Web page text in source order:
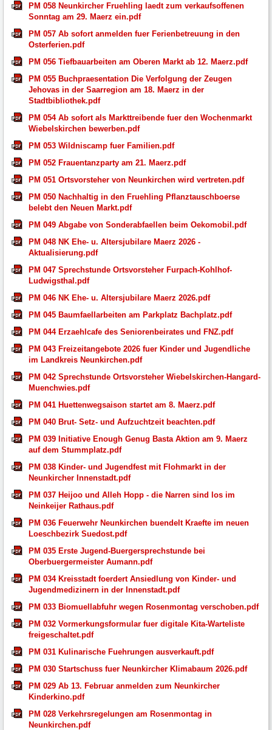
PM 058 Neunkircher Fruehling laedt zum verkaufsoffenen
Sonntag am 29. Maerz ein.pdf
PM 057 Ab sofort anmelden fuer Ferienbetreuung in den
Osterferien.pdf
PM 056 Tiefbauarbeiten am Oberen Markt ab 12. Maerz.pdf
PM 055 Buchpraesentation Die Verfolgung der Zeugen
Jehovas in der Saarregion am 18. Maerz in der
Stadtbibliothek.pdf
PM 054 Ab sofort als Markttreibende fuer den Wochenmarkt
Wiebelskirchen bewerben.pdf
PM 053 Wildniscamp fuer Familien.pdf
PM 052 Frauentanzparty am 21. Maerz.pdf
PM 051 Ortsvorsteher von Neunkirchen wird vertreten.pdf
PM 050 Nachhaltig in den Fruehling Pflanztauschboerse
belebt den Neuen Markt.pdf
PM 049 Abgabe von Sonderabfaellen beim Oekomobil.pdf
PM 048 NK Ehe- u. Altersjubilare Maerz 2026 -
Aktualisierung.pdf
PM 047 Sprechstunde Ortsvorsteher Furpach-Kohlhof-
Ludwigsthal.pdf
PM 046 NK Ehe- u. Altersjubilare Maerz 2026.pdf
PM 045 Baumfaellarbeiten am Parkplatz Bachplatz.pdf
PM 044 Erzaehlcafe des Seniorenbeirates und FNZ.pdf
PM 043 Freizeitangebote 2026 fuer Kinder und Jugendliche
im Landkreis Neunkirchen.pdf
PM 042 Sprechstunde Ortsvorsteher Wiebelskirchen-Hangard-
Muenchwies.pdf
PM 041 Huettenwegsaison startet am 8. Maerz.pdf
PM 040 Brut- Setz- und Aufzuchtzeit beachten.pdf
PM 039 Initiative Enough Genug Basta Aktion am 9. Maerz
auf dem Stummplatz.pdf
PM 038 Kinder- und Jugendfest mit Flohmarkt in der
Neunkircher Innenstadt.pdf
PM 037 Heijoo und Alleh Hopp - die Narren sind los im
Neinkeijer Rathaus.pdf
PM 036 Feuerwehr Neunkirchen buendelt Kraefte im neuen
Loeschbezirk Suedost.pdf
PM 035 Erste Jugend-Buergersprechstunde bei
Oberbuergermeister Aumann.pdf
PM 034 Kreisstadt foerdert Ansiedlung von Kinder- und
Jugendmedizinern in der Innenstadt.pdf
PM 033 Biomuellabfuhr wegen Rosenmontag verschoben.pdf
PM 032 Vormerkungsformular fuer digitale Kita-Warteliste
freigeschaltet.pdf
PM 031 Kulinarische Fuehrungen ausverkauft.pdf
PM 030 Startschuss fuer Neunkircher Klimabaum 2026.pdf
PM 029 Ab 13. Februar anmelden zum Neunkircher
Kinderkino.pdf
PM 028 Verkehrsregelungen am Rosenmontag in
Neunkirchen.pdf